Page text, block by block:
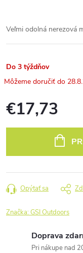
Veľmi odolná nerezová
Do 3 týždňov
€17,73
Opýtať sa
Značka:GSI Outdoors
Doprava
Pri nákupe nad